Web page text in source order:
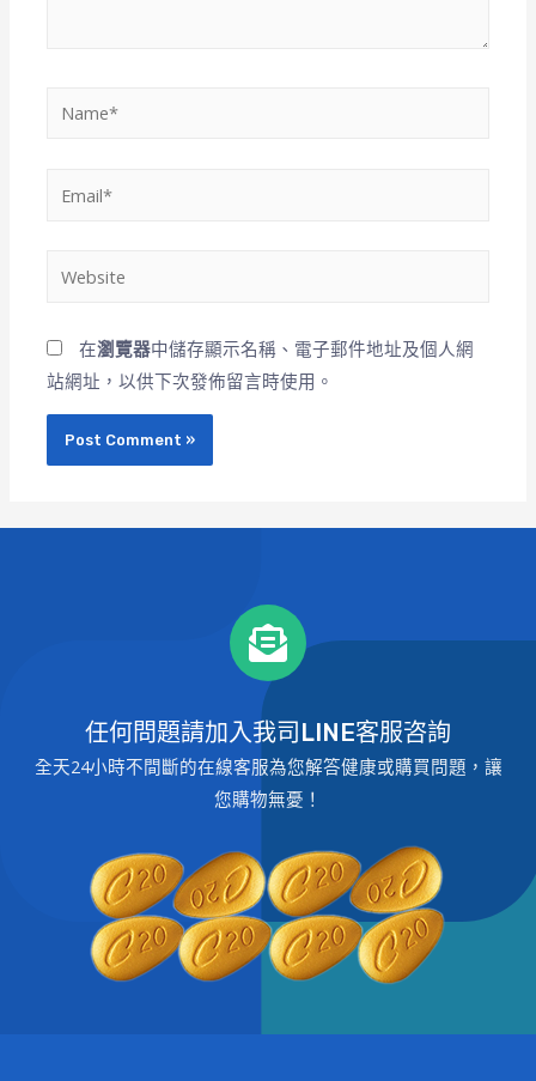
在瀏覽器中儲存顯示名稱、電子郵件地址及個人網
站網址，以供下次發佈留言時使用。
任何問題請加入我司LINE客服咨詢
全天24小時不間斷的在線客服為您解答健康或購買問題，讓
您購物無憂！